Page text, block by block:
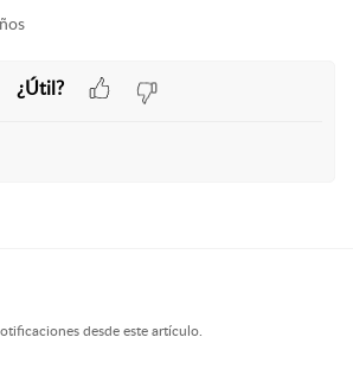
¿Útil?
desde este artículo.